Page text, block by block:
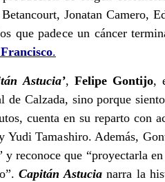
Jonatan Camero,
que padece un cáncer
.
Astucia’, Felipe Gontijo,
de Calzada, sino porque
cuenta en su reparto con
Yudi Tamashiro. Además,
y reconoce que “proyectarla
.Capitán Astucianarra la